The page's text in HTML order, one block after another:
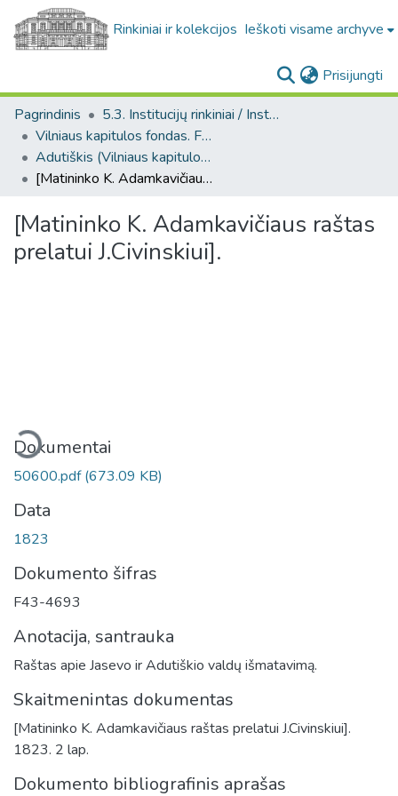
Rinkiniai ir kolekcijos Ieškoti visame archyve
Prisijungti
Pagrindinis
5.3. Institucijų rinkiniai / Institutional collections
Vilniaus kapitulos fondas. F43
Adutiškis (Vilniaus kapitulos fondas. F43. Bažnytinės valdos)
[Matininko K. Adamkavičiaus raštas prelatui J.Civinskiui].
[Matininko K. Adamkavičiaus raštas
prelatui J.Civinskiui].
Dokumentai
50600.pdf(673.09 KB)
Data
1823
Dokumento šifras
F43-4693
Anotacija, santrauka
Raštas apie Jasevo ir Adutiškio valdų išmatavimą.
Skaitmenintas dokumentas
[Matininko K. Adamkavičiaus raštas prelatui J.Civinskiui].
1823. 2 lap.
Dokumento bibliografinis aprašas